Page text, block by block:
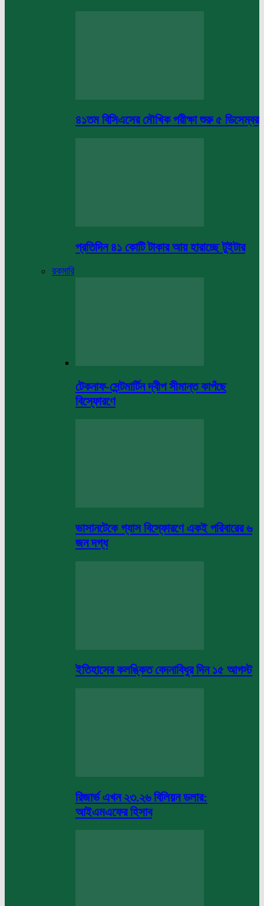
৪১তম বিসিএসের মৌখিক পরীক্ষা শুরু ৫ ডিসেম্বর
প্রতিদিন ৪১ কোটি টাকার আয় হারাচ্ছে টুইটার
রকমারি
টেকনাফ-সেন্টমার্টিন দ্বীপ সীমান্ত কাপঁছে
বিস্ফোরণে
ভাসানটেকে গ্যাস বিস্ফোরণে একই পরিবারের ৬
জন দগ্ধ
ইতিহাসের কলঙ্কিত বেদনাবিধুর দিন ১৫ আগস্ট
রিজার্ভ এখন ২৩.২৬ বিলিয়ন ডলার:
আইএমএফের হিসাব